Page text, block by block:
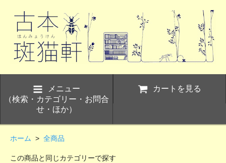
メニュー
（検索・カテゴリー・お問合
せ・ほか）
カートを見る
ホーム > 全商品
この商品と同じカテゴリーで探す